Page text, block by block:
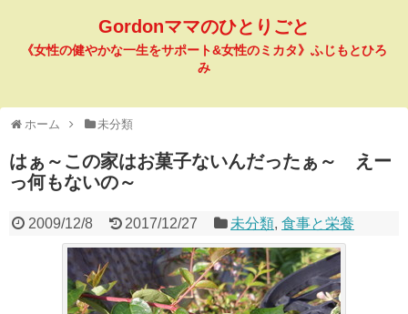
Gordonママのひとりごと
《女性の健やかな一生をサポート&女性のミカタ》ふじもとひろ
み
ホーム 未分類
はぁ～この家はお菓子ないんだったぁ～ えー
っ何もないの～
2009/12/8 2017/12/27 未分類,食事と栄養